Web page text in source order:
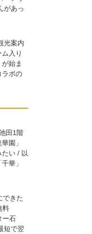
があっ
光案内
入り
始ま
ラボの
田1階
園」
い / 以
華」
できた
料
ー石
短で翌